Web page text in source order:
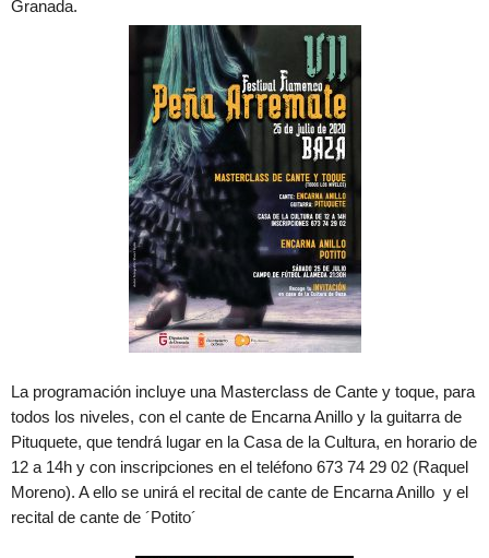
Granada.
La programación incluye una Masterclass de Cante y toque, para
todos los niveles, con el cante de Encarna Anillo y la guitarra de
Pituquete, que tendrá lugar en la Casa de la Cultura, en horario de
12 a 14h y con inscripciones en el teléfono 673 74 29 02 (Raquel
Moreno). A ello se unirá el recital de cante de Encarna Anillo y el
recital de cante de ´Potito´